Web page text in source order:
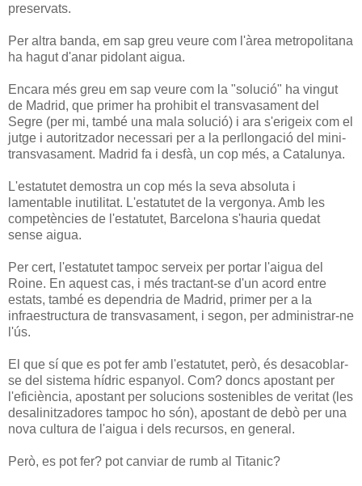
preservats.
Per altra banda, em sap greu veure com l'àrea metropolitana
ha hagut d'anar pidolant aigua.
Encara més greu em sap veure com la "solució" ha vingut
de Madrid, que primer ha prohibit el transvasament del
Segre (per mi, també una mala solució) i ara s'erigeix com el
jutge i autoritzador necessari per a la perllongació del mini-
transvasament. Madrid fa i desfà, un cop més, a Catalunya.
L'estatutet demostra un cop més la seva absoluta i
lamentable inutilitat. L'estatutet de la vergonya. Amb les
competències de l'estatutet, Barcelona s'hauria quedat
sense aigua.
Per cert, l'estatutet tampoc serveix per portar l'aigua del
Roine. En aquest cas, i més tractant-se d'un acord entre
estats, també es dependria de Madrid, primer per a la
infraestructura de transvasament, i segon, per administrar-ne
l'ús.
El que sí que es pot fer amb l'estatutet, però, és desacoblar-
se del sistema hídric espanyol. Com? doncs apostant per
l'eficiència, apostant per solucions sostenibles de veritat (les
desalinitzadores tampoc ho són), apostant de debò per una
nova cultura de l'aigua i dels recursos, en general.
Però, es pot fer? pot canviar de rumb al Titanic?